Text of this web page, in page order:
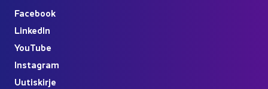
Face­book
Lin­ke­dIn
YouTube
Ins­ta­gram
Uu­tis­kir­je